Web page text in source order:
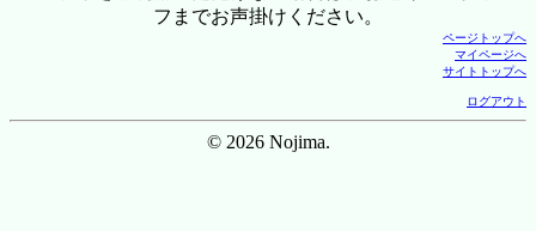
フまでお声掛けください。
ページトップへ
マイページへ
サイトトップへ
ログアウト
© 2026 Nojima.